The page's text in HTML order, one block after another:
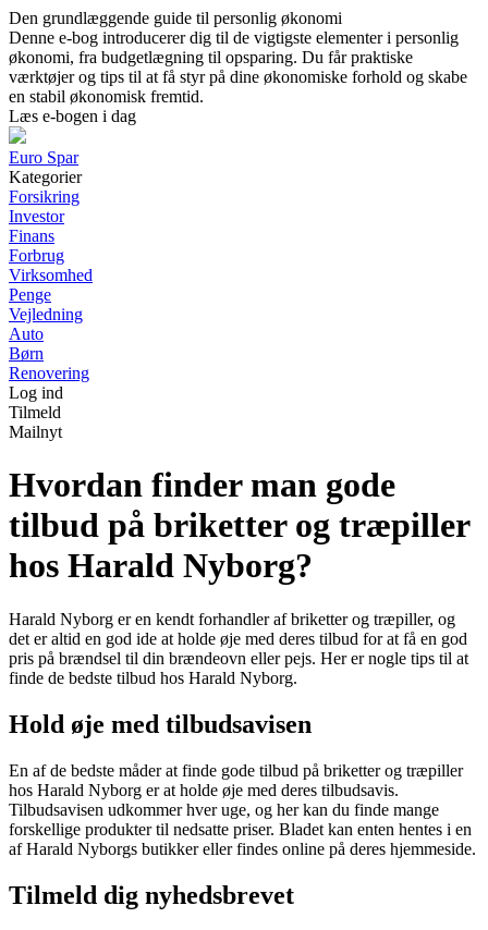
Den grundlæggende guide til personlig økonomi
Denne e-bog introducerer dig til de vigtigste elementer i personlig
økonomi, fra budgetlægning til opsparing. Du får praktiske
værktøjer og tips til at få styr på dine økonomiske forhold og skabe
en stabil økonomisk fremtid.
Læs e-bogen i dag
Euro Spar
Kategorier
Forsikring
Investor
Finans
Forbrug
Virksomhed
Penge
Vejledning
Auto
Børn
Renovering
Log ind
Tilmeld
Mailnyt
Hvordan finder man gode
tilbud på briketter og træpiller
hos Harald Nyborg?
Harald Nyborg er en kendt forhandler af briketter og træpiller, og
det er altid en god ide at holde øje med deres tilbud for at få en god
pris på brændsel til din brændeovn eller pejs. Her er nogle tips til at
finde de bedste tilbud hos Harald Nyborg.
Hold øje med tilbudsavisen
En af de bedste måder at finde gode tilbud på briketter og træpiller
hos Harald Nyborg er at holde øje med deres tilbudsavis.
Tilbudsavisen udkommer hver uge, og her kan du finde mange
forskellige produkter til nedsatte priser. Bladet kan enten hentes i en
af Harald Nyborgs butikker eller findes online på deres hjemmeside.
Tilmeld dig nyhedsbrevet